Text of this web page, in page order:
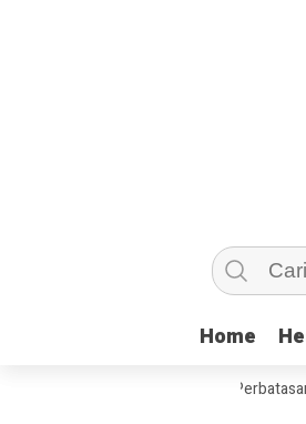
Home
Home
Diabaikan Negara, Warga Perbatasan RI –